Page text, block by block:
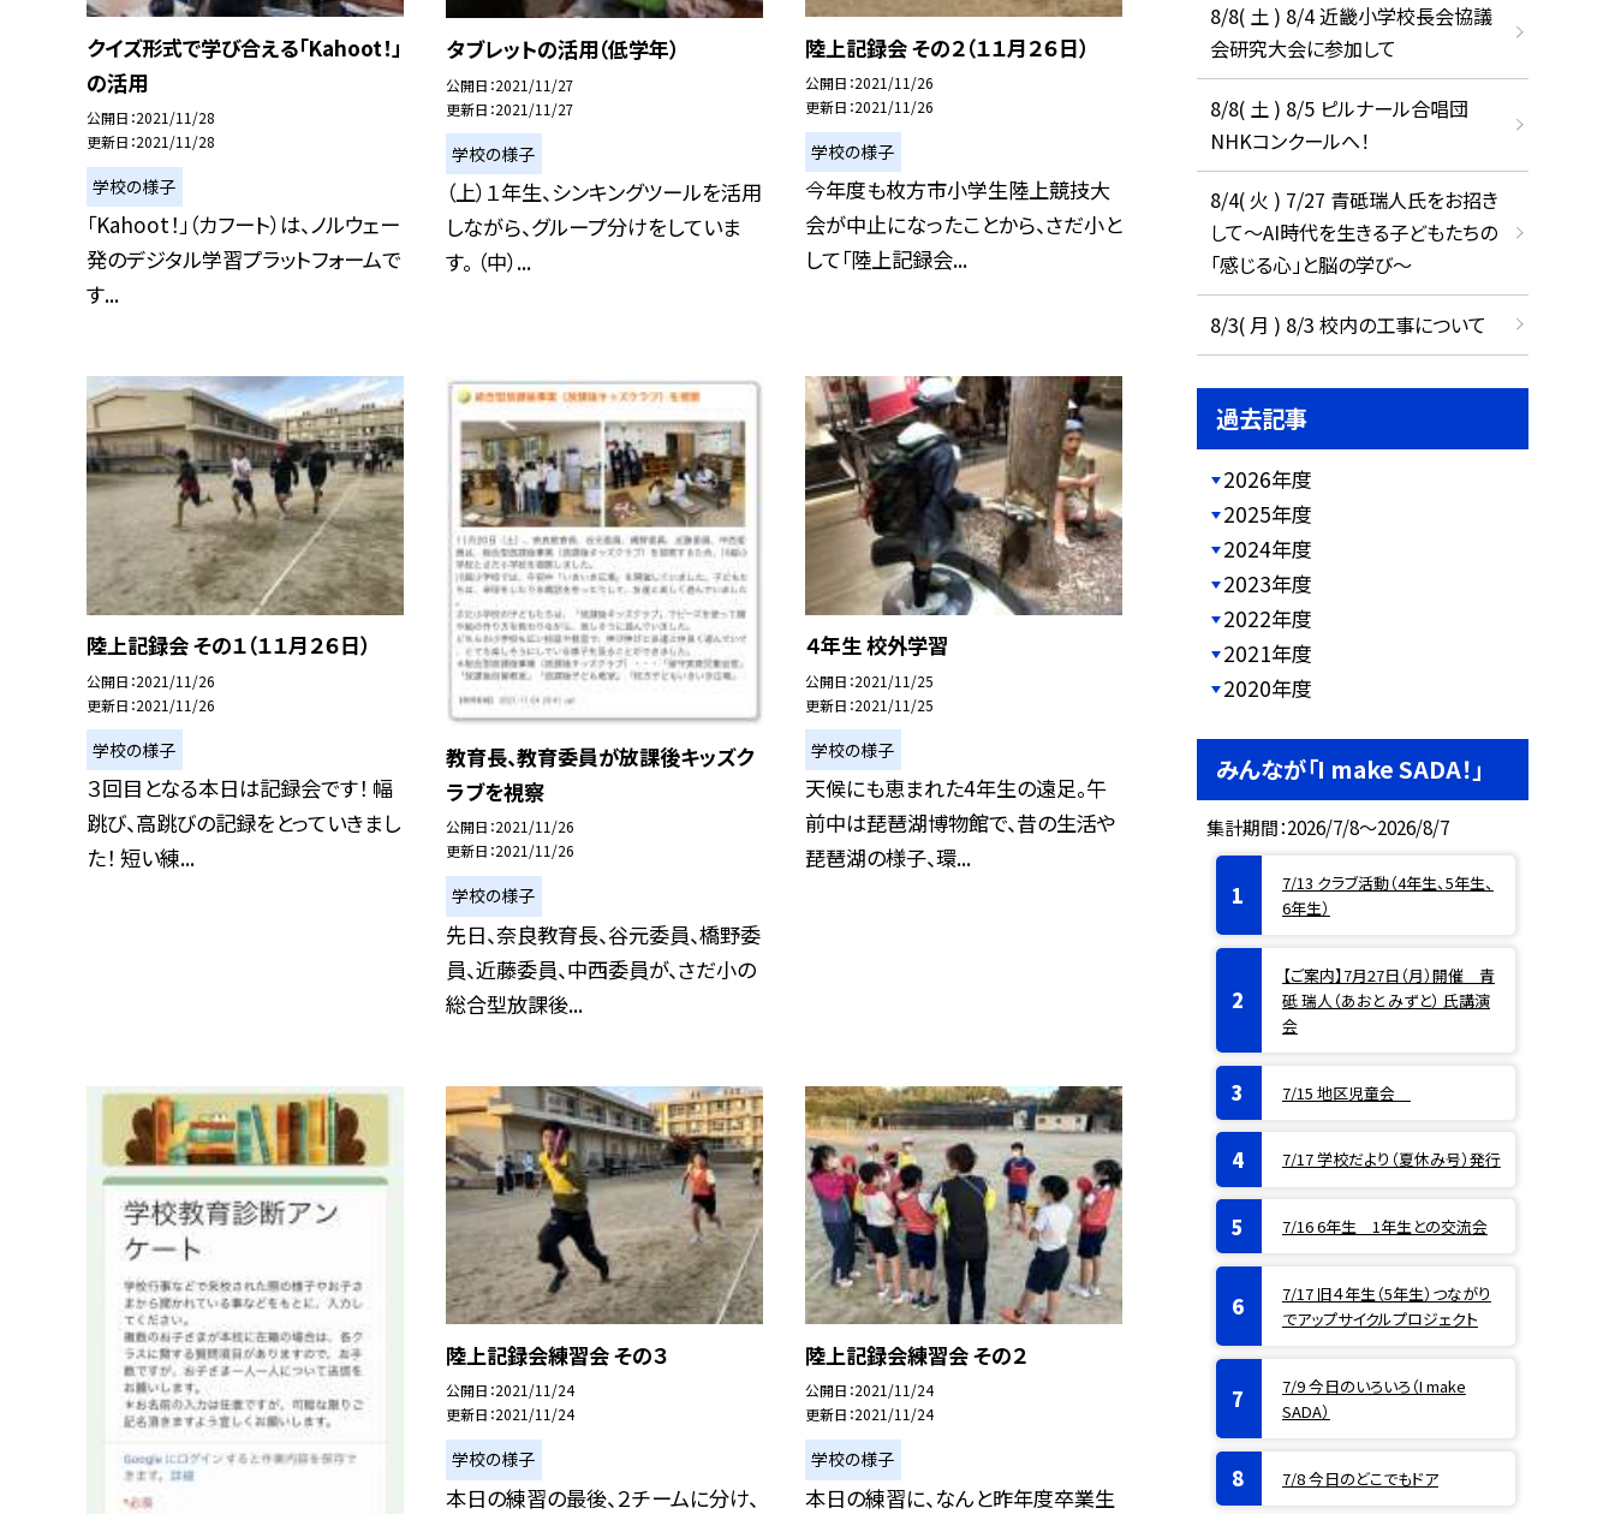
クイズ形式で学び合える「Kahoot！」
の活用
公開日 2021/11/28
更新日 2021/11/28
学校の様子
「Kahoot！」（カフート）は、ノルウェー
発のデジタル学習プラットフォームで
す...
タブレットの活用（低学年）
公開日 2021/11/27
更新日 2021/11/27
学校の様子
（上）１年生、シンキングツールを活用
しながら、グループ分けをしていま
す。 （中）...
陸上記録会 その２（１１月２６日）
公開日 2021/11/26
更新日 2021/11/26
学校の様子
今年度も枚方市小学生陸上競技大
会が中止になったことから、さだ小と
して「陸上記録会...
陸上記録会 その１（１１月２６日）
公開日 2021/11/26
更新日 2021/11/26
学校の様子
３回目となる本日は記録会です！ 幅
跳び、高跳びの記録をとっていきまし
た！ 短い練...
教育長、教育委員が放課後キッズク
ラブを視察
公開日 2021/11/26
更新日 2021/11/26
学校の様子
先日、奈良教育長、谷元委員、橋野委
員、近藤委員、中西委員が、さだ小の
総合型放課後...
４年生 校外学習
公開日 2021/11/25
更新日 2021/11/25
学校の様子
天候にも恵まれた4年生の遠足。午
前中は琵琶湖博物館で、昔の生活や
琵琶湖の様子、環...
陸上記録会練習会 その３
公開日 2021/11/24
更新日 2021/11/24
学校の様子
本日の練習の最後、２チームに分け、
陸上記録会練習会 その２
公開日 2021/11/24
更新日 2021/11/24
学校の様子
本日の練習に、なんと昨年度卒業生
8/8( 土 ) 8/4 近畿小学校長会協議
会研究大会に参加して
8/8( 土 ) 8/5 ピルナール合唱団
NHKコンクールへ！
8/4( 火 ) 7/27 青砥瑞人氏をお招き
して〜AI時代を生きる子どもたちの
「感じる心」と脳の学び〜
8/3( 月 ) 8/3 校内の工事について
過去記事
2026年度
2025年度
2024年度
2023年度
2022年度
2021年度
2020年度
みんなが「I make SADA！」
集計期間：2026/7/8～2026/8/7
7/13 クラブ活動（4年生、5年生、
6年生）
【ご案内】7月27日（月）開催 青
砥 瑞人（あおと みずと） 氏講演
会
7/15 地区児童会
7/17 学校だより（夏休み号）発行
7/16 6年生 1年生との交流会
7/17 旧４年生（5年生）つながり
でアップサイクルプロジェクト
7/9 今日のいろいろ（I make
SADA）
7/8 今日のどこでもドア